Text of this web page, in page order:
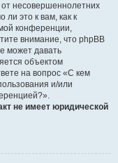
несовершеннолетних
это к вам, как к
конференции,
внимание, что phpBB
может давать
объектом
на вопрос «С кем
и/или
не имеет юридической